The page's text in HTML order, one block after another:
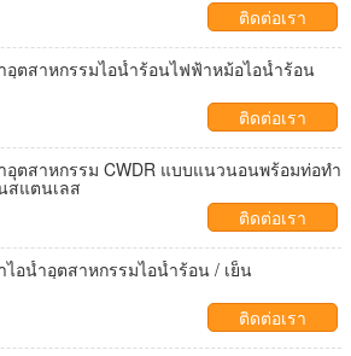
ติดต่อเรา
อุตสาหกรรมไอน้ำร้อนไฟฟ้าหม้อไอน้ำร้อน
ติดต่อเรา
อุตสาหกรรม CWDR แบบแนวนอนพร้อมท่อทำ
สแตนเลส
ติดต่อเรา
ไอน้ำอุตสาหกรรมไอน้ำร้อน / เย็น
ติดต่อเรา